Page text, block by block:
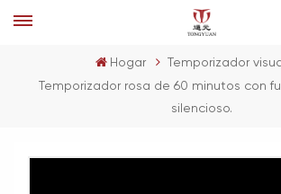
Hogar
Temporizador
Temporizador rosa de 60 minutos con
silencioso.